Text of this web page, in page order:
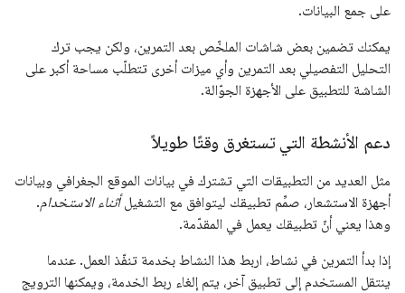
على جمع البيانات.
يمكنك تضمين بعض شاشات الملخّص بعد التمرين، ولكن يجب ترك
التحليل التفصيلي بعد التمرين وأي ميزات أخرى تتطلّب مساحة أكبر على
الشاشة للتطبيق على الأجهزة الجوّالة.
دعم الأنشطة التي تستغرق وقتًا طويلاً
مثل العديد من التطبيقات التي تشترك في بيانات الموقع الجغرافي وبيانات
أجهزة الاستشعار، صمِّم تطبيقك ليتوافق مع التشغيلأثناء الاستخدام.
وهذا يعني أنّ تطبيقك يعمل في المقدّمة.
إذا بدأ التمرين في نشاط، اربط هذا النشاط بخدمة تنفّذ العمل. عندما
ينتقل المستخدم إلى تطبيق آخر، يتم إلغاء ربط الخدمة، ويمكنها الترويج